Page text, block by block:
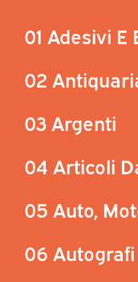
01 Adesivi E
02
03 Argenti
04 Articoli
05 Auto,
06